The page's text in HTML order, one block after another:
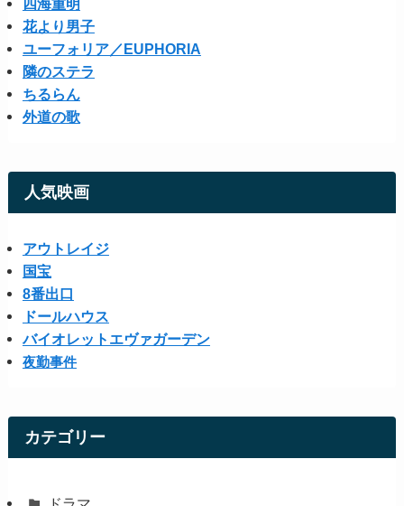
四海重明
花より男子
ユーフォリア／EUPHORIA
隣のステラ
ちるらん
外道の歌
人気映画
アウトレイジ
国宝
8番出口
ドールハウス
バイオレットエヴァガーデン
夜勤事件
カテゴリー